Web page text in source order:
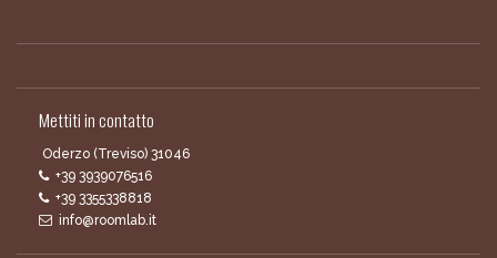
Mettiti in contatto
Oderzo (Treviso) 31046
+39 3939076516
+39 3355338818
info@roomlab.it